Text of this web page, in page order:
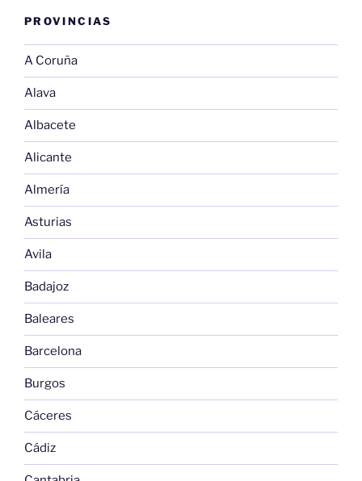
PROVINCIAS
A Coruña
Alava
Albacete
Alicante
Almería
Asturias
Avila
Badajoz
Baleares
Barcelona
Burgos
Cáceres
Cádiz